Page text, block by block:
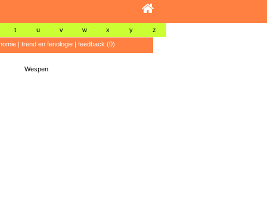
t u v w x y z
| trend en fenologie| feedback (0)
Wespen